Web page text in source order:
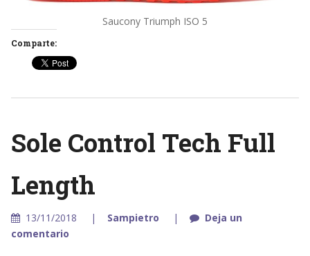
Saucony Triumph ISO 5
Comparte:
Sole Control Tech Full
Length
13/11/2018 Sampietro
Deja un
comentario